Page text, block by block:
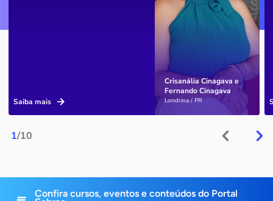
1/10
Crisanália Cinagava e
Fernando Cinagava
Londrina / PR
Saiba mais
Confira cursos, eventos e conteúdos do Portal